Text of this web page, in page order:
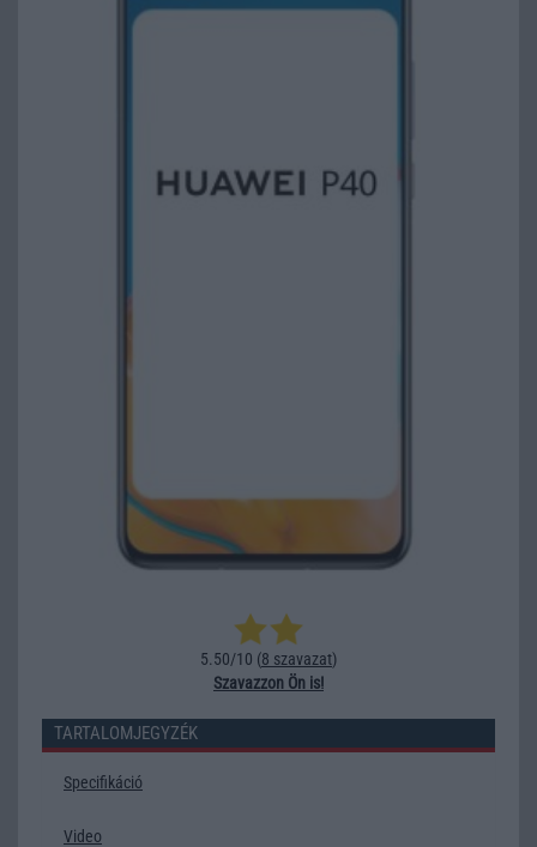
5.50/10 (8 szavazat)
Szavazzon Ön is!
TARTALOMJEGYZÉK
Specifikáció
Video